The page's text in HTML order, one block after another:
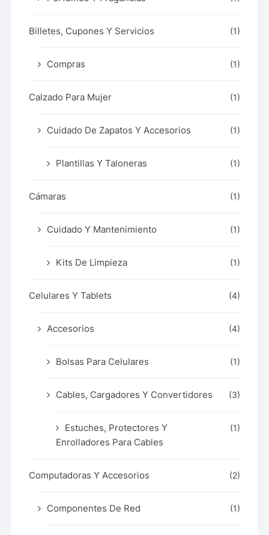
Billetes, Cupones Y Servicios (1)
Compras (1)
Calzado Para Mujer (1)
Cuidado De Zapatos Y Accesorios (1)
Plantillas Y Taloneras (1)
Cámaras (1)
Cuidado Y Mantenimiento (1)
Kits De Limpieza (1)
Celulares Y Tablets (4)
Accesorios (4)
Bolsas Para Celulares (1)
Cables, Cargadores Y Convertidores (3)
Estuches, Protectores Y
Enrolladores Para Cables
(1)
Computadoras Y Accesorios (2)
Componentes De Red (1)